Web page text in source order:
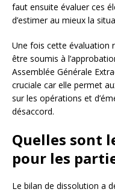
faut ensuite évaluer ces
d’estimer au mieux la
Une fois cette évaluation
être soumis à
Assemblée Générale
cruciale car elle permet
sur les opérations et
désaccord.
Quelles sont
pour les
Le bilan de dissolution a